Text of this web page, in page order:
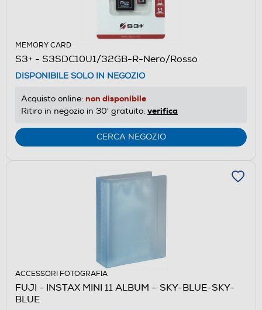
MEMORY CARD
S3+ - S3SDC10U1/32GB-R-Nero/Rosso
DISPONIBILE SOLO IN NEGOZIO
Acquisto online: non disponibile
Ritiro in negozio in 30' gratuito: verifica
CERCA NEGOZIO
ACCESSORI FOTOGRAFIA
FUJI - INSTAX MINI 11 ALBUM – SKY-BLUE-SKY-
BLUE